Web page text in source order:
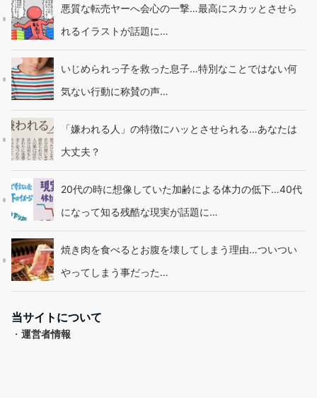
悪質な転売ヤーへ会心の一撃…最高にスカッとさせら
れるイラストが話題に…
いじめられっ子を救った息子…特別なことではない何
気ない行動に称賛の声…
「嫌われる人」の特徴にハッとさせられる…あなたは
大丈夫？
20代の時に想像していた加齢による体力の低下…40代
になって知る残酷な現実が話題に…
焼き肉を食べるとお腹を壊してしまう理由…ついつい
やってしまう事だった…
当サイトについて
・ 運営者情報